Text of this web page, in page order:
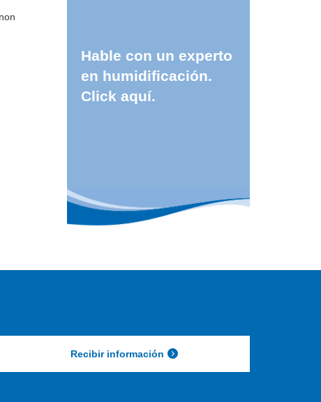
Hable con un experto
en humidificación.
Click aquí.
Recibir información